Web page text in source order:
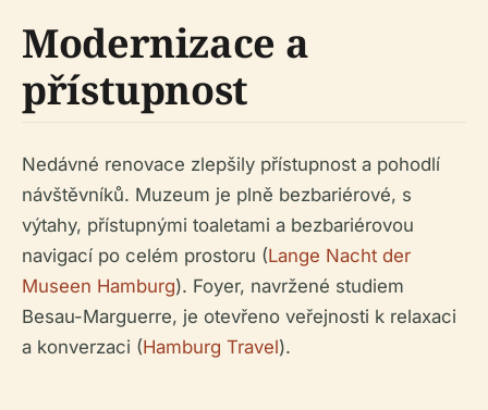
Modernizace a
přístupnost
Nedávné renovace zlepšily přístupnost a pohodlí
návštěvníků. Muzeum je plně bezbariérové, s
výtahy, přístupnými toaletami a bezbariérovou
navigací po celém prostoru (Lange Nacht der
Museen Hamburg). Foyer, navržené studiem
Besau-Marguerre, je otevřeno veřejnosti k relaxaci
a konverzaci (Hamburg Travel).